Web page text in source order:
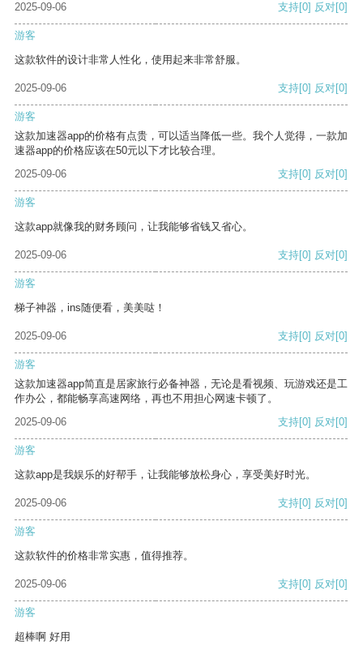
2025-09-06
支持[0] 反对[0]
游客
这款软件的设计非常人性化，使用起来非常舒服。
2025-09-06 支持[0] 反对[0]
游客
这款加速器app的价格有点贵，可以适当降低一些。我个人觉得，一款加
速器app的价格应该在50元以下才比较合理。
2025-09-06
支持[0] 反对[0]
游客
这款app就像我的财务顾问，让我能够省钱又省心。
2025-09-06 支持[0] 反对[0]
游客
梯子神器，ins随便看，美美哒！
2025-09-06 支持[0] 反对[0]
游客
这款加速器app简直是居家旅行必备神器，无论是看视频、玩游戏还是工
作办公，都能畅享高速网络，再也不用担心网速卡顿了。
2025-09-06
支持[0] 反对[0]
游客
这款app是我娱乐的好帮手，让我能够放松身心，享受美好时光。
2025-09-06 支持[0] 反对[0]
游客
这款软件的价格非常实惠，值得推荐。
2025-09-06 支持[0] 反对[0]
游客
超棒啊 好用